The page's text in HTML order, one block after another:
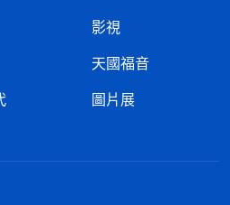
中都深經撒但敗壞，不管有
點裏傳統文化的東西都不
人必須得相夫教子、做賢妻
兒女必須把自己的一生都奉
活着，家人的一日三餐、洗
影視
天國福音
圖片展